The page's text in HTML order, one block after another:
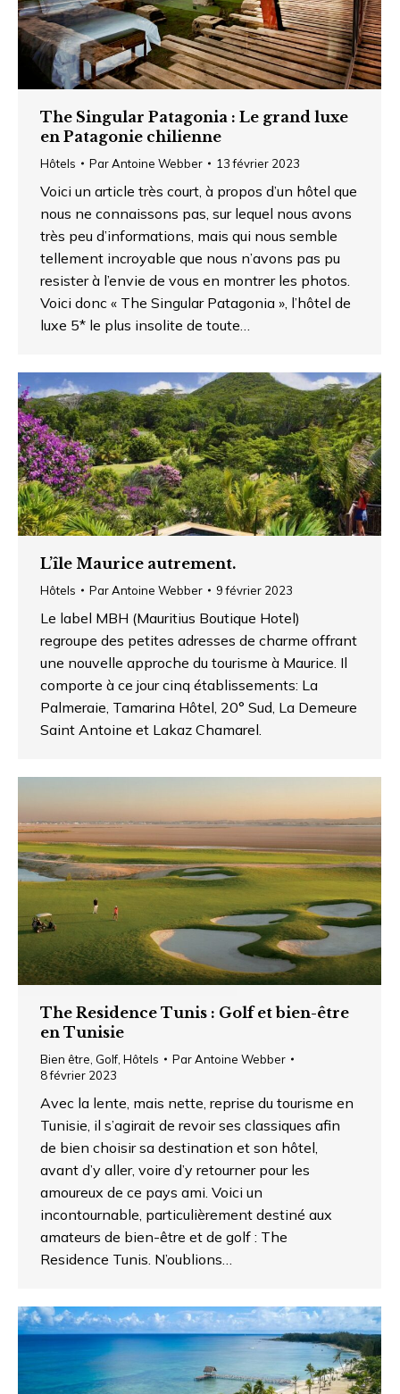
The Singular Patagonia : Le grand luxe
en Patagonie chilienne
Hôtels ParAntoine Webber 13 février 2023
Voici un article très court, à propos d’un hôtel que
nous ne connaissons pas, sur lequel nous avons
très peu d’informations, mais qui nous semble
tellement incroyable que nous n’avons pas pu
resister à l’envie de vous en montrer les photos.
Voici donc « The Singular Patagonia », l’hôtel de
luxe 5* le plus insolite de toute…
L’île Maurice autrement.
Hôtels ParAntoine Webber 9 février 2023
Le label MBH (Mauritius Boutique Hotel)
regroupe des petites adresses de charme offrant
une nouvelle approche du tourisme à Maurice. Il
comporte à ce jour cinq établissements: La
Palmeraie, Tamarina Hôtel, 20° Sud, La Demeure
Saint Antoine et Lakaz Chamarel.
The Residence Tunis : Golf et bien-être
en Tunisie
Bien être, Golf, Hôtels ParAntoine Webber
8 février 2023
Avec la lente, mais nette, reprise du tourisme en
Tunisie, il s’agirait de revoir ses classiques afin
de bien choisir sa destination et son hôtel,
avant d’y aller, voire d’y retourner pour les
amoureux de ce pays ami. Voici un
incontournable, particulièrement destiné aux
amateurs de bien-être et de golf : The
Residence Tunis. N’oublions…